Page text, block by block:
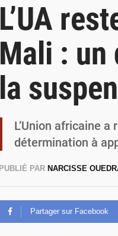
5
4
4
L’UA
Mali : un
la
L’Union africaine
détermination à
PUBLIÉ PAR NARCISSE
Partager sur Facebook